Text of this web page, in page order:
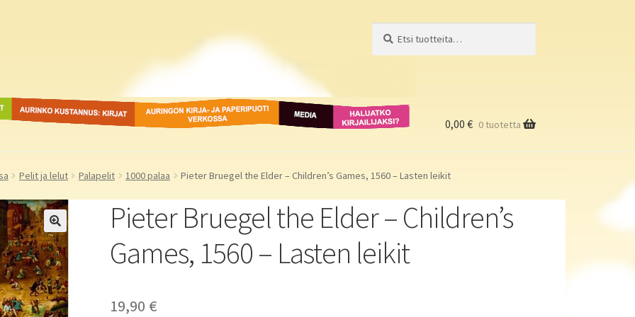
Aurinko Kustannus: kirjat Auringon kirja- ja
paperipuodit verkossa
Media
Haluatko
kirjailijaksi?
0,00 € 0 tuotetta
Pelit ja lelut Palapelit 1000 palaa Pieter Bruegel the Elder – Children’s Games, 1560 – Lasten leikit
Pieter Bruegel the Elder – Children’s
Games, 1560 – Lasten leikit
19,90 €